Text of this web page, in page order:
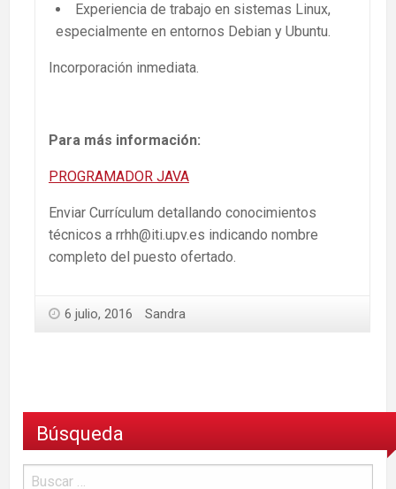
Experiencia de trabajo en sistemas Linux,
especialmente en entornos Debian y Ubuntu.
Incorporación inmediata.
Para más información:
PROGRAMADOR JAVA
Enviar Currículum detallando conocimientos
técnicos a rrhh@iti.upv.es indicando nombre
completo del puesto ofertado.
6 julio, 2016 Sandra
Búsqueda